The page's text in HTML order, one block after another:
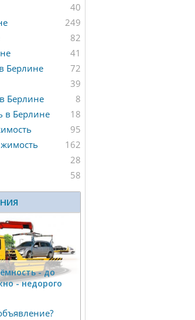
40
249
82
41
Берлине
72
39
Берлине
8
в Берлине
18
95
162
28
58
- дo
- недорого